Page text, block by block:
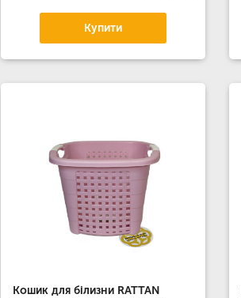
Купити
Кошик для білизни RATTAN